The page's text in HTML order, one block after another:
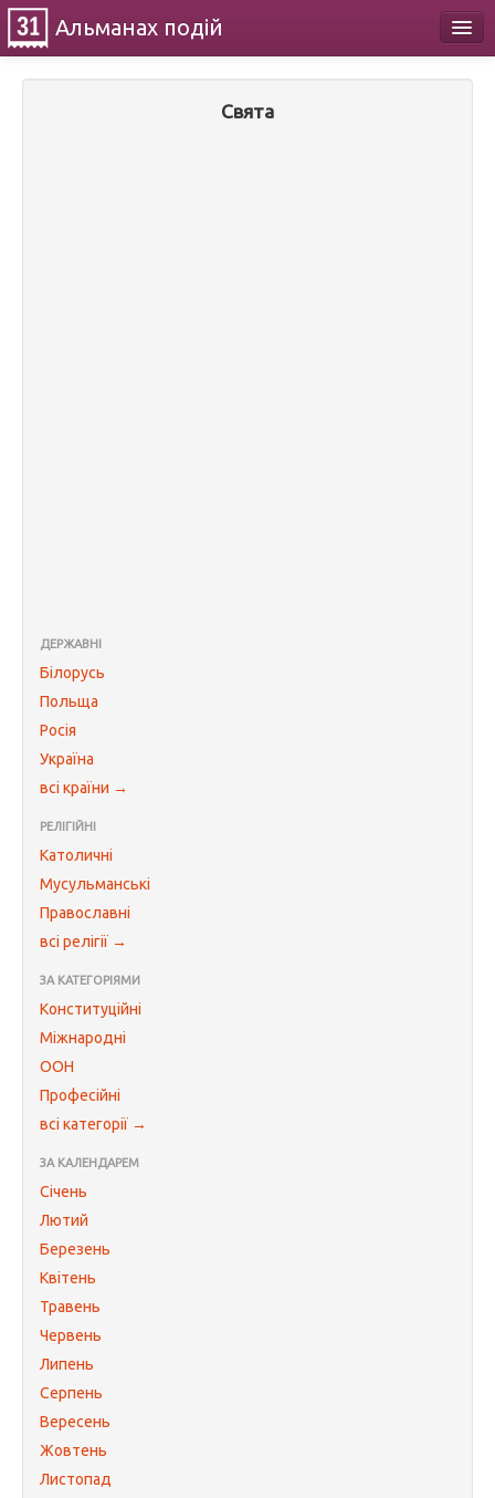
Альманах подій
Свята
ДЕРЖАВНІ
Білорусь
Польща
Росія
Україна
всі країни →
РЕЛІГІЙНІ
Католичні
Мусульманські
Православні
всі релігії →
ЗА КАТЕГОРІЯМИ
Конституційні
Міжнародні
ООН
Професійні
всі категорії →
ЗА КАЛЕНДАРЕМ
Січень
Лютий
Березень
Квітень
Травень
Червень
Липень
Серпень
Вересень
Жовтень
Листопад